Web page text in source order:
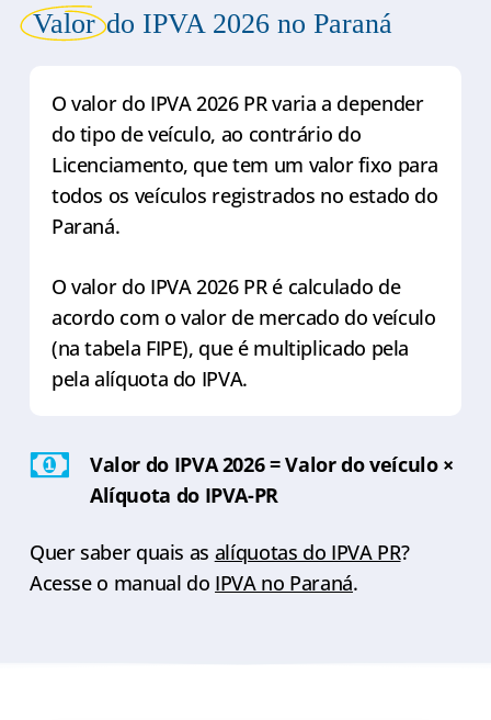
Valordo IPVA 2026 no Paraná
O valor do IPVA 2026 PR varia a depender
do tipo de veículo, ao contrário do
Licenciamento, que tem um valor fixo para
todos os veículos registrados no estado do
Paraná.
O valor do IPVA 2026 PR é calculado de
acordo com o valor de mercado do veículo
(na tabela FIPE), que é multiplicado pela
pela alíquota do IPVA.
Valor do IPVA 2026 = Valor do veículo ×
Alíquota do IPVA-PR
Quer saber quais as alíquotas do IPVA PR?
Acesse o manual do IPVA no Paraná.